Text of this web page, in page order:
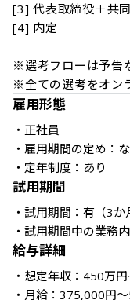
[3] 代表取締役＋共
[4] 内定
※選考フローは予告
※全ての選考をオン
雇用形態
・正社員
・雇用期間の定め：
・定年制度：あり
試用期間
・試用期間：有（3か
・試用期間中の業務
給与詳細
・想定年収：450万
・月給：375,000円